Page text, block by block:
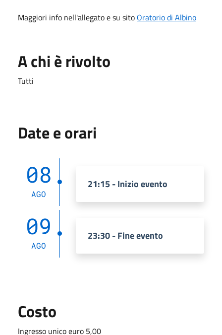
Maggiori info nell'allegato e su sito Oratorio di Albino
A chi è rivolto
Tutti
Date e orari
08
AGO
21:15 - Inizio evento
09
AGO
23:30 - Fine evento
Costo
Ingresso unico euro 5,00